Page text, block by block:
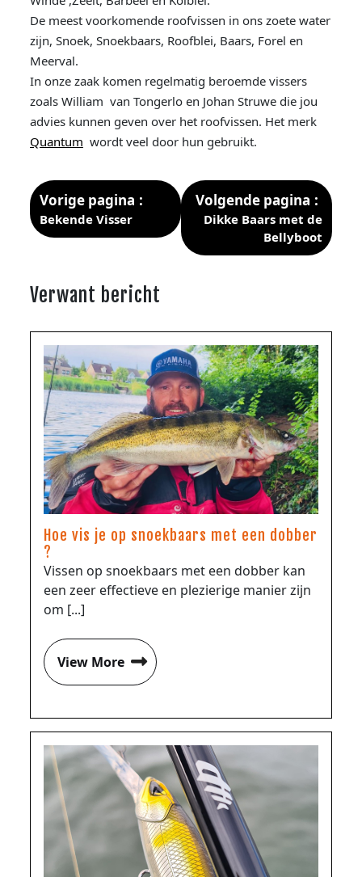
De meest voorkomende roofvissen in ons zoete water
zijn, Snoek, Snoekbaars, Roofblei, Baars, Forel en
Meerval.
In onze zaak komen regelmatig beroemde vissers
zoals William van Tongerlo en Johan Struwe die jou
advies kunnen geven over het roofvissen. Het merk
Quantum wordt veel door hun gebruikt.
Vorige pagina
Bekende Visser
Volgende pagina
Dikke Baars met de
Bellyboot
Verwant bericht
Hoe vis je op snoekbaars met een dobber
?
Vissen op snoekbaars met een dobber kan
een zeer effectieve en plezierige manier zijn
om [...]
View More